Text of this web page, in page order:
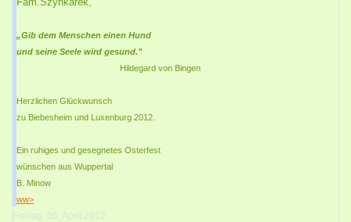
„Gib dem Menschen einen Hund
und seine Seele wird gesund."
Hildegard von Bingen
Herzlichen Glückwunsch
zu Biebesheim und Luxenburg 2012.
Ein ruhiges und gesegnetes Osterfest
wünschen aus Wuppertal
B. Minow
ww>
Freitag, 06. April 2012